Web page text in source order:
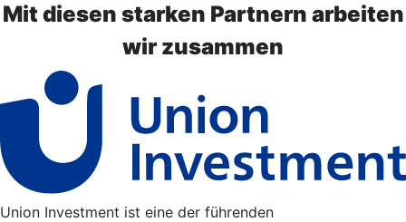
Mit diesen starken Partnern arbeiten
wir zusammen
Union Investment ist eine der führenden